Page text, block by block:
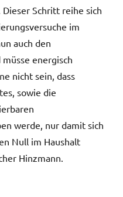
Schritt reihe sich
im
auch den
energisch
nicht sein, dass
sowie die
werde, nur damit sich
Null im Haushalt
Hinzmann.